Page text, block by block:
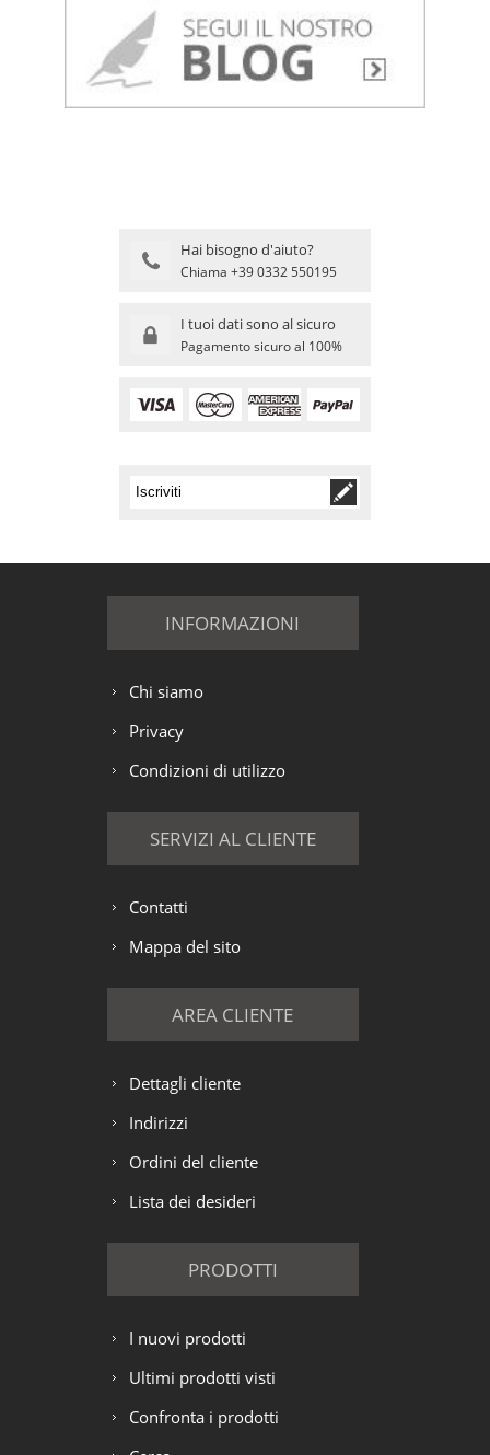
Hai bisogno d'aiuto?
Chiama +39 0332 550195
I tuoi dati sono al sicuro
Pagamento sicuro al 100%
INFORMAZIONI
Chi siamo
Privacy
Condizioni di utilizzo
SERVIZI AL CLIENTE
Contatti
Mappa del sito
AREA CLIENTE
Dettagli cliente
Indirizzi
Ordini del cliente
Lista dei desideri
PRODOTTI
I nuovi prodotti
Ultimi prodotti visti
Confronta i prodotti